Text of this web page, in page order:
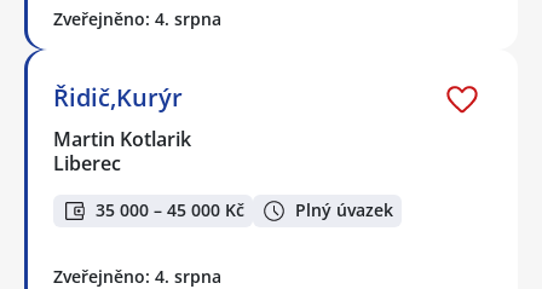
Zveřejněno: 4. srpna
Řidič,Kurýr
Martin Kotlarik
Liberec
35 000 – 45 000 Kč Plný úvazek
Zveřejněno: 4. srpna